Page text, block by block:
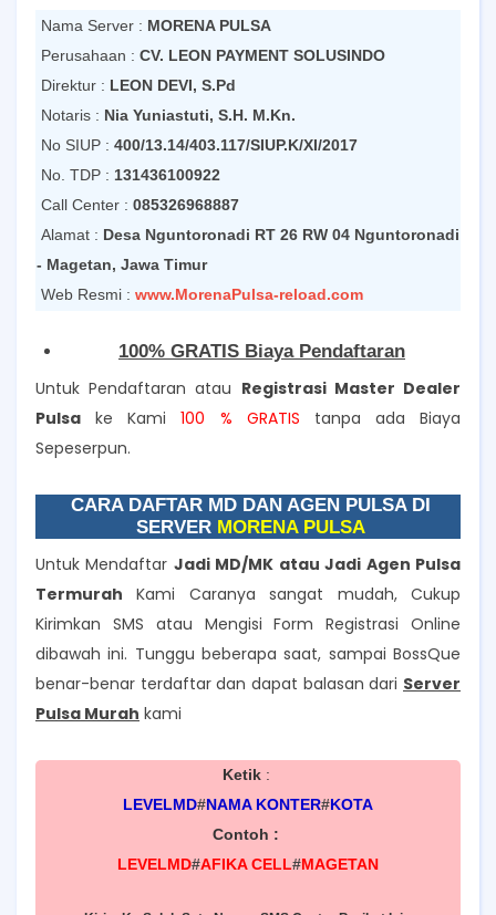
Nama Server : MORENA PULSA
Perusahaan : CV. LEON PAYMENT SOLUSINDO
Direktur : LEON DEVI, S.Pd
Notaris : Nia Yuniastuti, S.H. M.Kn.
No SIUP : 400/13.14/403.117/SIUP.K/XI/2017
No. TDP : 131436100922
Call Center : 085326968887
Alamat : Desa Nguntoronadi RT 26 RW 04 Nguntoronadi
- Magetan, Jawa Timur
Web Resmi : www.MorenaPulsa-reload.com
100% GRATIS Biaya Pendaftaran
Untuk Pendaftaran atau Registrasi Master Dealer
Pulsa ke Kami100 % GRATIS tanpa ada Biaya
Sepeserpun.
CARA DAFTAR MD DAN AGEN PULSA DI
SERVER MORENA PULSA
Untuk Mendaftar Jadi MD/MK atau Jadi Agen Pulsa
Termurah Kami Caranya sangat mudah, Cukup
Kirimkan SMS atau Mengisi Form Registrasi Online
dibawah ini. Tunggu beberapa saat, sampai BossQue
benar-benar terdaftar dan dapat balasan dari Server
Pulsa Murah kami
Ketik:
LEVELMD#NAMA KONTER#KOTA
Contoh :
LEVELMD#AFIKA CELL#MAGETAN